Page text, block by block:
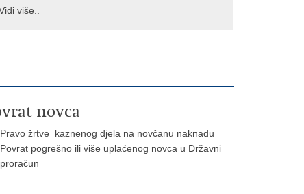
više..
novca
Pravo žrtve kaznenog djela na novčanu naknadu
Povrat pogrešno ili više uplaćenog novca u Državni
proračun